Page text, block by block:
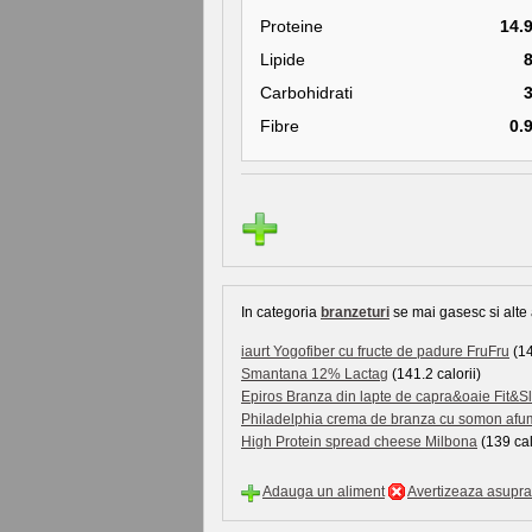
Proteine
14.9
Lipide
8
Carbohidrati
3
Fibre
0.9
In categoria branzeturi se mai gasesc si
iaurt Yogofiber cu fructe de padure FruFru
Smantana 12% Lactag (141.2 calorii)
Epiros Branza din lapte de capra&oaie
Philadelphia crema de branza cu somon
High Protein spread cheese Milbona (139
Adauga un aliment Avertizeaza